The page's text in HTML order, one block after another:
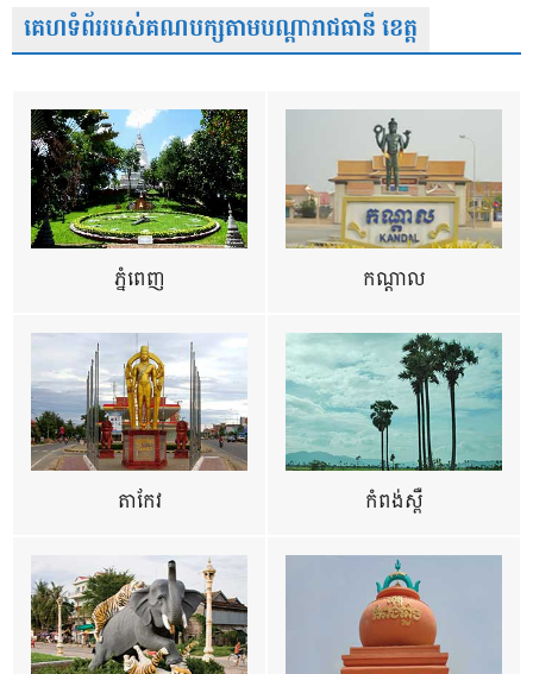
គេហទំព័ររបស់គណបក្សតាមបណ្តារាជធានី ខេត្ត
ភ្នំពេញ កណ្តាល
តាកែវ កំពង់ស្ពឺ